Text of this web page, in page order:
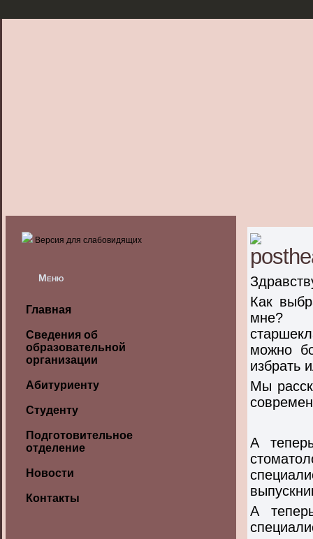
Версия для слабовидящих
Меню
Главная
Сведения об
образовательной
организации
Абитуриенту
Студенту
Подготовительное
отделение
Новости
Контакты
Как
мне?
можно
избрать
Мы
А
А